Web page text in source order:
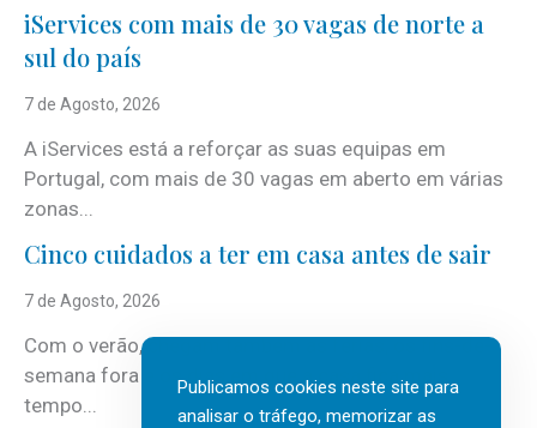
iServices com mais de 30 vagas de norte a
sul do país
7 de Agosto, 2026
A iServices está a reforçar as suas equipas em
Portugal, com mais de 30 vagas em aberto em várias
zonas...
Cinco cuidados a ter em casa antes de sair
7 de Agosto, 2026
Com o verão, chegam também as férias, os fins-de-
semana fora e os dias em que a casa fica mais
tempo...
Publicamos cookies neste site para
analisar o tráfego, memorizar as